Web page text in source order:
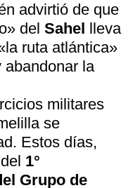
advirtió de que
del Sahel lleva
ruta atlántica»
abandonar la
militares
se
Estos días,
1°
Grupo de